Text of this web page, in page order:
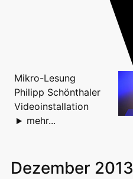
Mikro-Lesung
Philipp Schönthaler
Videoinstallation
mehr...
Dezember 2013